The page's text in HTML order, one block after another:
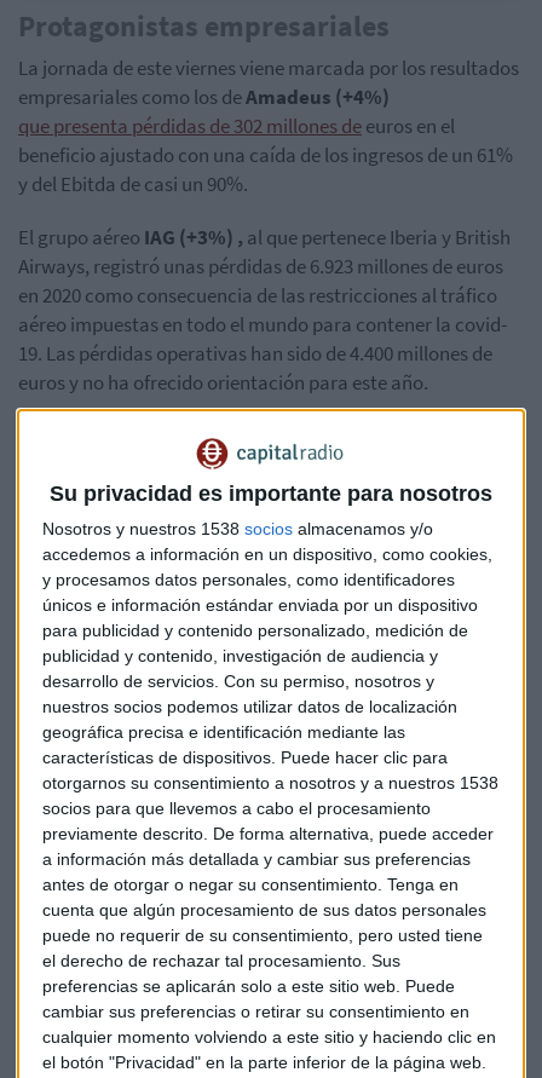
Su privacidad es importante para nosotros
Nosotros y nuestros 1538 socios almacenamos y/o
accedemos a información en un dispositivo, como cookies,
y procesamos datos personales, como identificadores
únicos e información estándar enviada por un dispositivo
para publicidad y contenido personalizado, medición de
publicidad y contenido, investigación de audiencia y
desarrollo de servicios. Con su permiso, nosotros y
nuestros socios podemos utilizar datos de localización
geográfica precisa e identificación mediante las
características de dispositivos. Puede hacer clic para
otorgarnos su consentimiento a nosotros y a nuestros 1538
socios para que llevemos a cabo el procesamiento
previamente descrito. De forma alternativa, puede acceder
a información más detallada y cambiar sus preferencias
antes de otorgar o negar su consentimiento. Tenga en
cuenta que algún procesamiento de sus datos personales
puede no requerir de su consentimiento, pero usted tiene
el derecho de rechazar tal procesamiento. Sus
preferencias se aplicarán solo a este sitio web. Puede
cambiar sus preferencias o retirar su consentimiento en
cualquier momento volviendo a este sitio y haciendo clic en
el botón "Privacidad" en la parte inferior de la página web.
Protagonistas empresariales
La jornada de este viernes viene marcada por los resultados
empresariales como los deAmadeus (+4%)
que presenta pérdidas de 302 millones deeuros en el
beneficio ajustado con una caída de los ingresos de un 61%
y del Ebitda de casi un 90%.
El grupo aéreo IAG (+3%) , al que pertenece Iberia y British
Airways, registró unas pérdidas de 6.923 millones de euros
en 2020 como consecuencia de las restricciones al tráfico
aéreo impuestas en todo el mundo para contener la covid-
19. Laspérdidas operativas han sido de 4.400 millones de
euros y no ha ofrecido orientación para este año.
También ha publicadoCellnex (+5,8%)
2021 con unos ingresos entre 2.405 y 2.445
millones de euros, un EBITDA que se situaría entre los 1.815 y
los 1.855 millones.
En 2020, perdió 133 millones de euros en 2020, lo que supone
multiplicar por 15 los 9 millones de pérdidas que registró en
2019, debido al efecto de las mayores amortizaciones y
costes de crecimiento asociados al proceso de
adquisiciones en las que está inmersa la compañía.
Además ha anunciado un nuevo acuerdo enPolonia
adquisición de Polkomtel Infrastruktura que supondrá una
inversión de 1.600 millones de euros
Recortes paraGrifols (-4%). El beneficio neto se sitúa en
619 millones de euros, un -1,1%. Cierra el ejercicio con una
cifra de negocio de 5.340 millones de euros, que representa
un incremento del +4,7% impulsado por los crecimientos de
las divisiones Bioscience y Diagnostic. Las cifras son peores
a lo esperado según los analistas consultados por Capital
Radio como Pablo García, director de Divacons-Alphavalue.